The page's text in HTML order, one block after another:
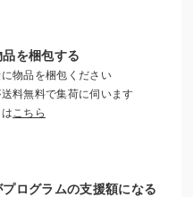
年に数回行っています。
わ！」とキラキラの笑顔
生きる力や希望につながっ
を梱包する
物品を梱包ください
料無料で集荷に伺います
こちら
ログラムの支援額になる